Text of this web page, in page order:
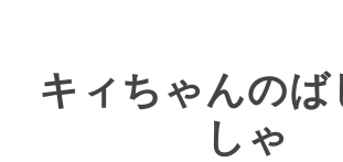
キィちゃんのば
しゃ